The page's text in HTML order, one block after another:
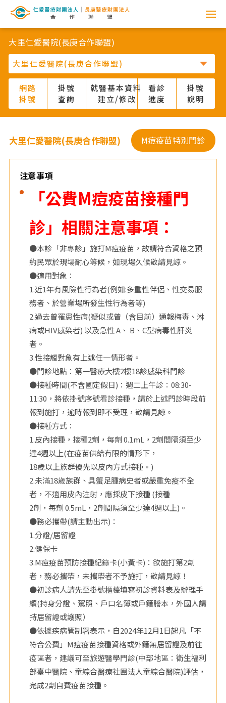
網
路
掛
號
系
統
-
仁
愛
大里仁愛醫院(長庚合作聯盟)
網路
掛號
掛號
查詢
就醫基本資料
建立/修改
看診
進度
掛號
說明
大里仁愛醫院(長庚合作聯盟) M痘疫苗特別門診
注意事項
「公費M痘疫苗接種門
診」相關注意事項：
●本診「非專診」施打M痘疫苗，故請符合資格之預
約民眾於現場耐心等候，如現場久候敬請見諒。
●適用對象：
1.近1年有風險性行為者(例如:多重性伴侶、性交易服
務者、於營業場所發生性行為者等)
2.過去曾罹患性病(疑似或曾（含目前）通報梅毒、淋
病或HIV感染者) 以及急性 A、 B、C型病毒性肝炎
者。
3.性接觸對象有上述任一情形者。
●門診地點：第一醫療大樓2樓18診感染科門診
●接種時間(不含國定假日)：週二上午診：08:30-
11:30，將依掛號序號看診接種，請於上述門診時段前
報到施打，逾時報到即不受理，敬請見諒。
●接種方式：
1.皮內接種，接種2劑，每劑 0.1mL，2劑間隔須至少
達4週以上(在疫苗供給有限的情形下，
18歲以上族群優先以皮內方式接種。)
2.未滿18歲族群、具蟹足腫病史者或嚴重免疫不全
者，不適用皮內注射，應採皮下接種 (接種
2劑，每劑 0.5mL，2劑間隔須至少達4週以上)。
●務必攜帶(請主動出示)：
1.分證/居留證
2.健保卡
3.M痘疫苗預防接種紀錄卡(小黃卡)：欲施打第2劑
者，務必攜帶，未攜帶者不予施打，敬請見諒！
●初診病人請先至掛號櫃檯填寫初診資料表及辦理手
續(持身分證、駕照、戶口名簿或戶籍謄本，外國人請
持居留證或護照）
●依據疾病管制署表示，自2024年12月1日起凡「不
符合公費」M痘疫苗接種資格或外籍無居留證及前往
疫區者，建議可至旅遊醫學門診(中部地區：衛生福利
部臺中醫院、童綜合醫療社團法人童綜合醫院)評估，
完成2劑自費疫苗接種。